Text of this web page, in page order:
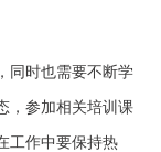
同时也需要不断学
，参加相关培训课
工作中要保持热